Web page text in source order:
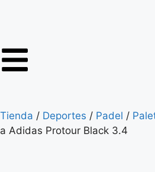
Tienda / Deportes / Padel /
a Adidas Protour Black 3.4